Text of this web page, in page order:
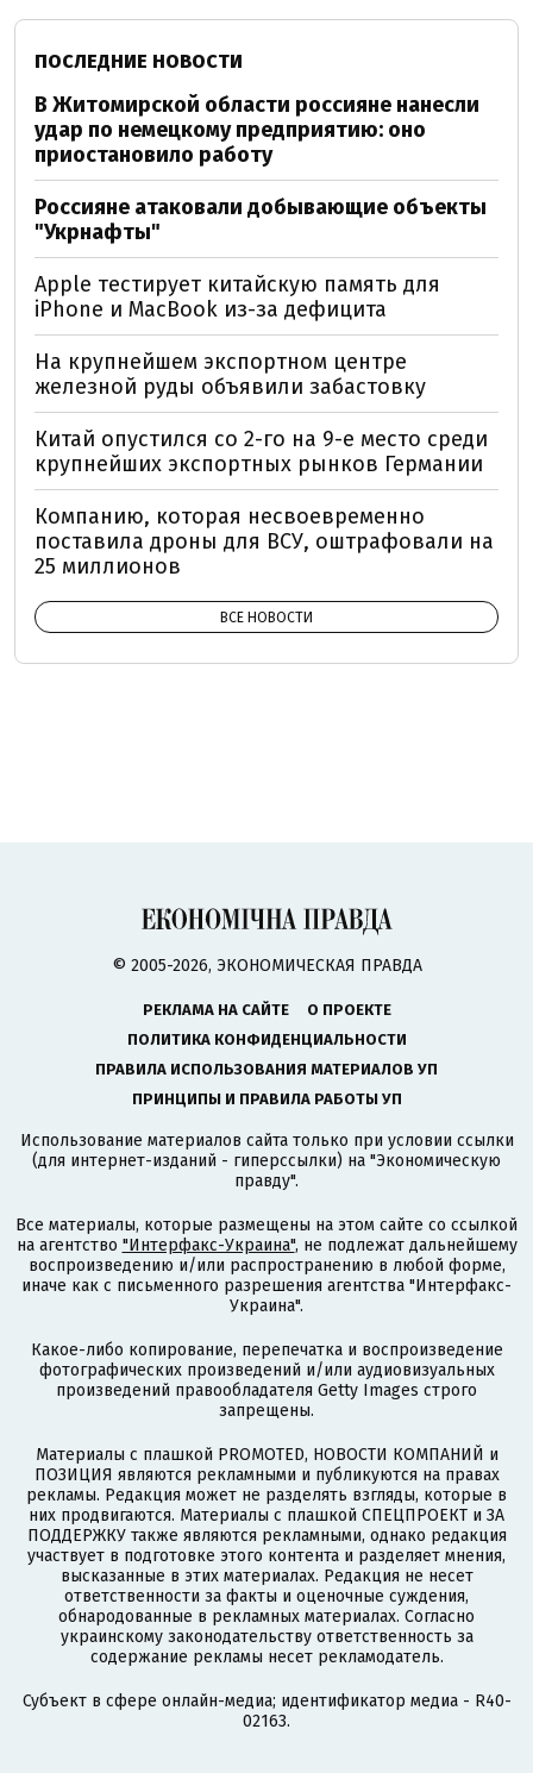
ПОСЛЕДНИЕ НОВОСТИ
В Житомирской области россияне нанесли
удар по немецкому предприятию: оно
приостановило работу
Россияне атаковали добывающие объекты
"Укрнафты"
Apple тестирует китайскую память для
iPhone и MacBook из-за дефицита
На крупнейшем экспортном центре
железной руды объявили забастовку
Китай опустился со 2-го на 9-е место среди
крупнейших экспортных рынков Германии
Компанию, которая несвоевременно
поставила дроны для ВСУ, оштрафовали на
25 миллионов
ВСЕ НОВОСТИ
© 2005-2026, ЭКОНОМИЧЕСКАЯ ПРАВДА
РЕКЛАМА НА САЙТЕ
О ПРОЕКТЕ
ПОЛИТИКА КОНФИДЕНЦИАЛЬНОСТИ
ПРАВИЛА ИСПОЛЬЗОВАНИЯ МАТЕРИАЛОВ УП
ПРИНЦИПЫ И ПРАВИЛА РАБОТЫ УП
Использование материалов сайта только при условии ссылки
(для интернет-изданий - гиперссылки) на "Экономическую
правду".
Все материалы, которые размещены на этом сайте со ссылкой
на агентство "Интерфакс-Украина", не подлежат дальнейшему
воспроизведению и/или распространению в любой форме,
иначе как с письменного разрешения агентства "Интерфакс-
Украина".
Какое-либо копирование, перепечатка и воспроизведение
фотографических произведений и/или аудиовизуальных
произведений правообладателя Getty Images строго
запрещены.
Материалы с плашкой PROMOTED, НОВОСТИ КОМПАНИЙ и
ПОЗИЦИЯ являются рекламными и публикуются на правах
рекламы. Редакция может не разделять взгляды, которые в
них продвигаются. Материалы с плашкой СПЕЦПРОЕКТ и ЗА
ПОДДЕРЖКУ также являются рекламными, однако редакция
участвует в подготовке этого контента и разделяет мнения,
высказанные в этих материалах. Редакция не несет
ответственности за факты и оценочные суждения,
обнародованные в рекламных материалах. Согласно
украинскому законодательству ответственность за
содержание рекламы несет рекламодатель.
Субъект в сфере онлайн-медиа; идентификатор медиа - R40-
02163.